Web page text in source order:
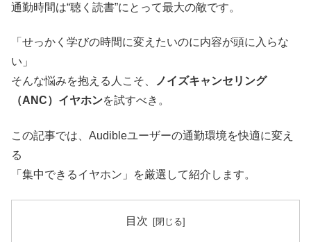
通勤時間は“聴く読書”にとって最大の敵です。
「せっかく学びの時間に変えたいのに内容が頭に入らな
い」
そんな悩みを抱える人こそ、
ノイズキャンセリング
（ANC）イヤホンを試すべき。
この記事では、Audibleユーザーの通勤環境を快適に変え
る
「集中できるイヤホン」を厳選して紹介します。
目次